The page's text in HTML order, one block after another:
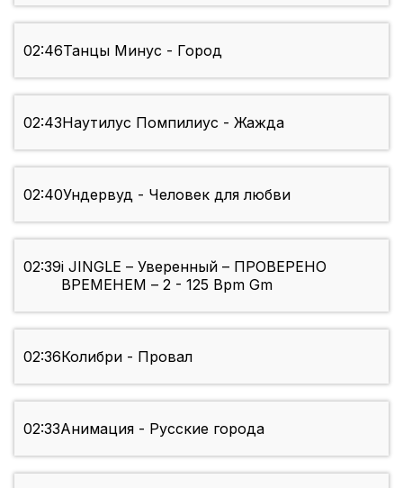
02:46Танцы Минус - Город
02:43Наутилус Помпилиус - Жажда
02:40Ундервуд - Человек для любви
02:39i JINGLE – Уверенный – ПРОВЕРЕНО
ВРЕМЕНЕМ – 2 - 125 Bpm Gm
02:36Колибри - Провал
02:33Анимация - Русские города